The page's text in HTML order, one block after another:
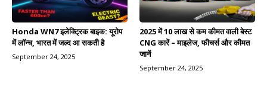
Honda WN7 इलेक्ट्रिक बाइक: यूरोप
में लॉन्च, भारत में जल्द आ सकती है
September 24, 2025
2025 में 10 लाख से कम कीमत वाली बेस्ट
CNG कारें – माइलेज, फीचर्स और कीमत
जानें
September 24, 2025